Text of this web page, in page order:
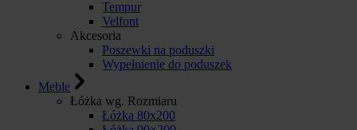
Tempur
Velfont
Akcesoria
Poszewki na poduszki
Wypełnienie do poduszek
Meble
Łóżka wg. Rozmiaru
Łóżka 80x200